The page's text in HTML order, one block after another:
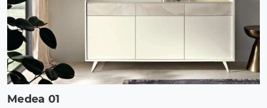
Medea 01